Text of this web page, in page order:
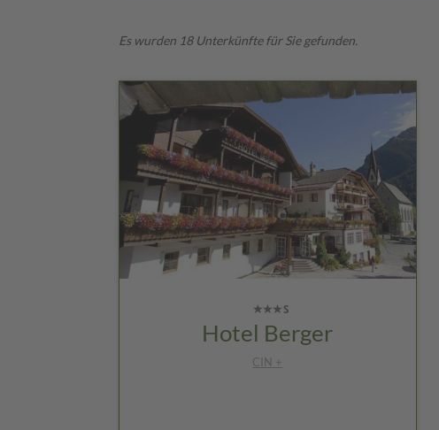
Es wurden 18 Unterkünfte für Sie gefunden.
Hotel Berger
CIN +